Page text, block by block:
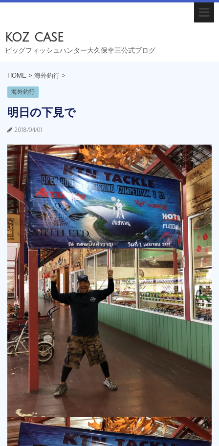
koz case
ビッグフィッシュハンター大久保幸三公式ブログ
HOME > 海外釣行 >
海外釣行
明日の下見で
2018/04/01